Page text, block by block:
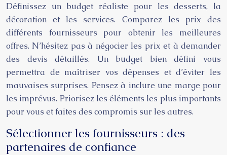
Définissez un budget réaliste pour les desserts, la
décoration et les services. Comparez les prix des
différents fournisseurs pour obtenir les meilleures
offres. N’hésitez pas à négocier les prix et à demander
des devis détaillés. Un budget bien défini vous
permettra de maîtriser vos dépenses et d’éviter les
mauvaises surprises. Pensez à inclure une marge pour
les imprévus. Priorisez les éléments les plus importants
pour vous et faites des compromis sur les autres.
Sélectionner les fournisseurs : des
partenaires de confiance